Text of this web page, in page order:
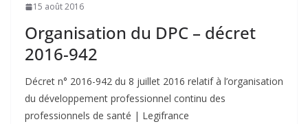
15 août 2016
Organisation du DPC – décret
2016-942
Décret n° 2016-942 du 8 juillet 2016 relatif à l’organisation
du développement professionnel continu des
professionnels de santé | Legifrance